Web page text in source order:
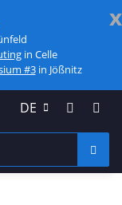
x
in Celle
#3in Jößnitz
DE